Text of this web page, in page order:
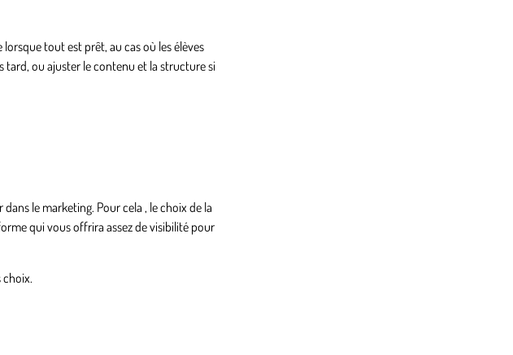
tout est prêt, au cas où les élèves
tard, ou ajuster le contenu et la structure si
le marketing. Pour cela , le choix de la
qui vous offrira assez de visibilité pour
choix.